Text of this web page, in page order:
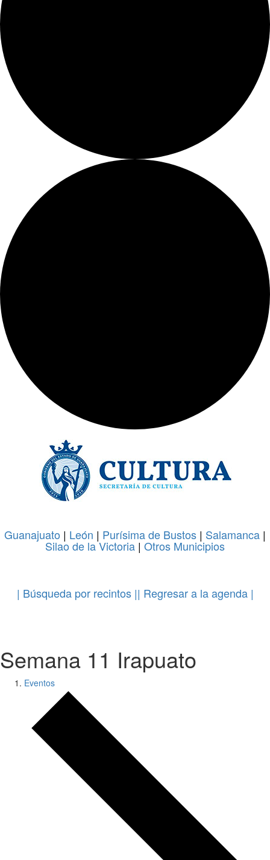
Guanajuato | León | Purísima de Bustos | Salamanca |
Silao de la Victoria | Otros Municipios
| Búsqueda por recintos || Regresar a la agenda |
Semana 11 Irapuato
Eventos